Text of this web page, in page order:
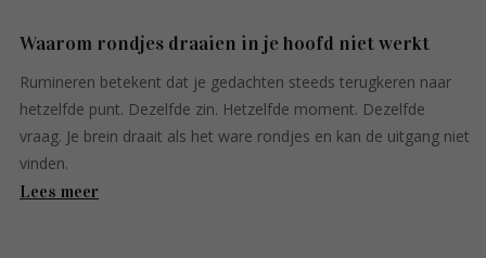
Waarom rondjes draaien in je hoofd niet werkt
Rumineren betekent dat je gedachten steeds terugkeren naar
hetzelfde punt. Dezelfde zin. Hetzelfde moment. Dezelfde
vraag. Je brein draait als het ware rondjes en kan de uitgang niet
vinden.
Lees meer